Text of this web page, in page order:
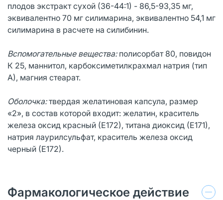
плодов экстракт сухой (36-44:1) - 86,5-93,35 мг,
эквивалентно 70 мг силимарина, эквивалентно 54,1 мг
силимарина в расчете на силибинин.
Вспомогательные вещества:полисорбат 80, повидон
К 25, маннитол, карбоксиметилкрахмал натрия (тип
А), магния стеарат.
Оболочка:твердая желатиновая капсула, размер
«2», в состав которой входит: желатин, краситель
железа оксид красный (Е172), титана диоксид (Е171),
натрия лаурилсульфат, краситель железа оксид
черный (Е172).
Фармакологическое действие